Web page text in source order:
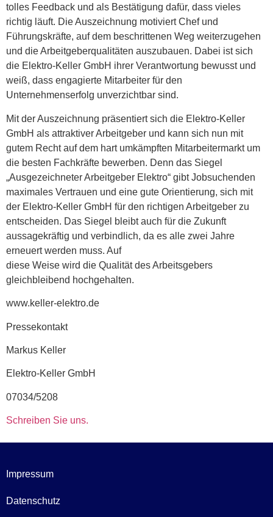
tolles Feedback und als Bestätigung dafür, dass vieles
richtig läuft. Die Auszeichnung motiviert Chef und
Führungskräfte, auf dem beschrittenen Weg weiterzugehen
und die Arbeitgeberqualitäten auszubauen. Dabei ist sich
die Elektro-Keller GmbH ihrer Verantwortung bewusst und
weiß, dass engagierte Mitarbeiter für den
Unternehmenserfolg unverzichtbar sind.
Mit der Auszeichnung präsentiert sich die Elektro-Keller
GmbH als attraktiver Arbeitgeber und kann sich nun mit
gutem Recht auf dem hart umkämpften Mitarbeitermarkt um
die besten Fachkräfte bewerben. Denn das Siegel
„Ausgezeichneter Arbeitgeber Elektro“ gibt Jobsuchenden
maximales Vertrauen und eine gute Orientierung, sich mit
der Elektro-Keller GmbH für den richtigen Arbeitgeber zu
entscheiden. Das Siegel bleibt auch für die Zukunft
aussagekräftig und verbindlich, da es alle zwei Jahre
erneuert werden muss. Auf
diese Weise wird die Qualität des Arbeitsgebers
gleichbleibend hochgehalten.
www.keller-elektro.de
Pressekontakt
Markus Keller
Elektro-Keller GmbH
07034/5208
Schreiben Sie uns.
Impressum
Datenschutz